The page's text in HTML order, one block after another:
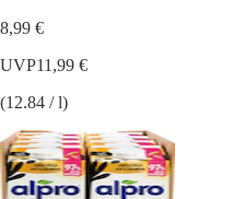
8,99 €
UVP11,99 €
(12.84 / l)